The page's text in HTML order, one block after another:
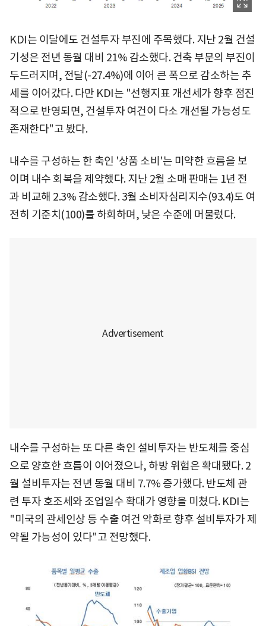
KDI는 이달에도 건설투자 부진에 주목했다. 지난 2월 건설
기성은 전년 동월 대비 21% 감소했다. 건축 부문의 부진이
두드러지며, 전달(-27.4%)에 이어 큰 폭으로 감소하는 추
세를 이어갔다. 다만 KDI는 "선행지표 개선세가 향후 점진
적으로 반영되면, 건설투자 여건이 다소 개선될 가능성도
존재한다"고 봤다.
내수를 구성하는 한 축인 '상품 소비'는 미약한 흐름을 보
이며 내수 회복을 제약했다. 지난 2월 소매 판매는 1년 전
과 비교해 2.3% 감소했다. 3월 소비자심리지수(93.4)도 여
전히 기준치(100)를 하회하며, 낮은 수준에 머물렀다.
내수를 구성하는 또 다른 축인 설비투자는 반도체를 중심
으로 양호한 흐름이 이어졌으나, 하방 위험은 확대됐다. 2
월 설비투자는 전년 동월 대비 7.7% 증가했다. 반도체 관
련 투자 호조세와 조업일수 확대가 영향을 미쳤다. KDI는
"미국의 관세인상 등 수출 여건 악화로 향후 설비투자가 제
약될 가능성이 있다"고 전망했다.